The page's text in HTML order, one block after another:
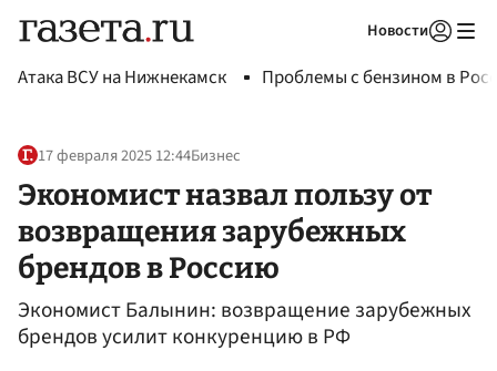
Новости
Атака ВСУ на Нижнекамск Проблемы с бензином в
17 февраля 2025 12:44Бизнес
Экономист назвал пользу от
возвращения зарубежных
брендов в Россию
Экономист Балынин: возвращение зарубежных
брендов усилит конкуренцию в РФ